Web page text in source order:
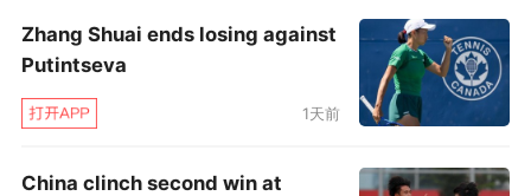
Zhang Shuai ends losing against
Putintseva
1天前
China clinch second win at